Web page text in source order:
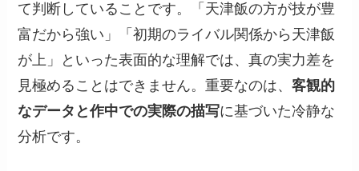
て判断していることです。「天津飯の方が技が豊
富だから強い」「初期のライバル関係から天津飯
が上」といった表面的な理解では、真の実力差を
見極めることはできません。重要なのは、客観的
なデータと作中での実際の描写に基づいた冷静な
分析です。